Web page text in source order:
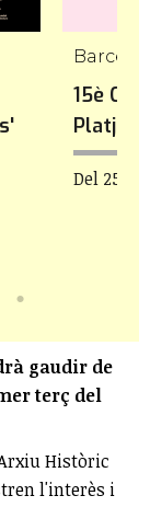
15è
Platja
Del 25
gaudir de
terç del
Històric
l'interès i